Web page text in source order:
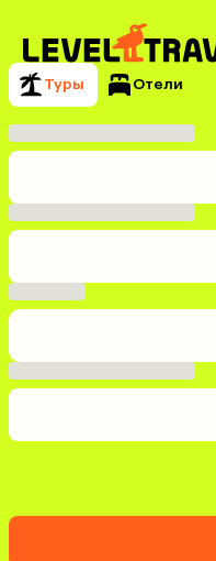
Туры Отели